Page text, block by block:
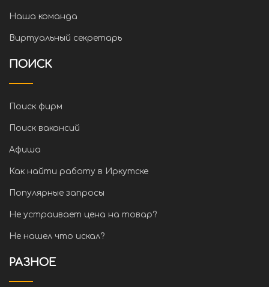
Наша команда
Виртуальный секретарь
ПОИСК
Поиск фирм
Поиск вакансий
Афиша
Как найти работу в Иркутске
Популярные запросы
Не устраивает цена на товар?
Не нашел что искал?
РАЗНОЕ